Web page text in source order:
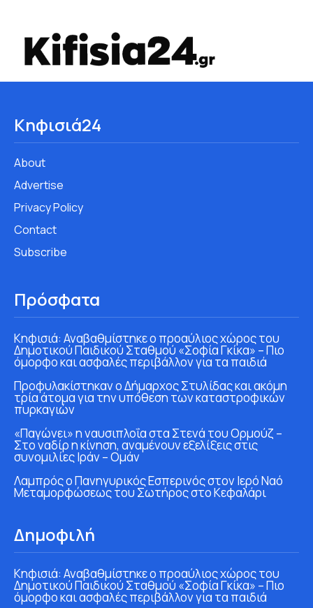
Κηφισιά24
About
Advertise
Privacy Policy
Contact
Subscribe
Πρόσφατα
Κηφισιά: Αναβαθμίστηκε ο προαύλιος χώρος του
Δημοτικού Παιδικού Σταθμού «Σοφία Γκίκα» – Πιο
όμορφο και ασφαλές περιβάλλον για τα παιδιά
Προφυλακίστηκαν ο Δήμαρχος Στυλίδας και ακόμη
τρία άτομα για την υπόθεση των καταστροφικών
πυρκαγιών
«Παγώνει» η ναυσιπλοΐα στα Στενά του Ορμούζ –
Στο ναδίρ η κίνηση, αναμένουν εξελίξεις στις
συνομιλίες Ιράν – Ομάν
Λαμπρός ο Πανηγυρικός Εσπερινός στον Ιερό Ναό
Μεταμορφώσεως του Σωτήρος στο Κεφαλάρι
Δημοφιλή
Κηφισιά: Αναβαθμίστηκε ο προαύλιος χώρος του
Δημοτικού Παιδικού Σταθμού «Σοφία Γκίκα» – Πιο
όμορφο και ασφαλές περιβάλλον για τα παιδιά